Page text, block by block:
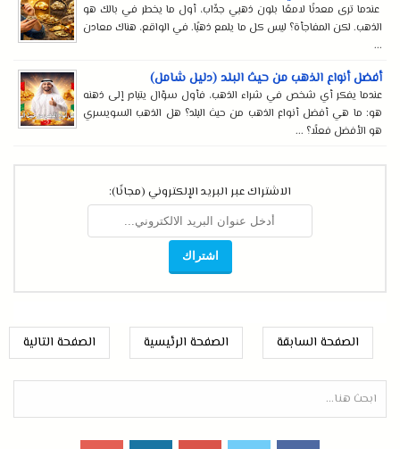
عندما ترى معدنًا لامعًا بلون ذهبي جذّاب، أول ما يخطر في بالك هو
الذهب. لكن المفاجأة؟ ليس كل ما يلمع ذهبًا. في الواقع، هناك معادن
...
أفضل أنواع الذهب من حيث البلد (دليل شامل)
عندما يفكر أي شخص في شراء الذهب، فأول سؤال يتبادر إلى ذهنه
هو: ما هي أفضل أنواع الذهب من حيث البلد؟ هل الذهب السويسري
هو الأفضل فعلًا؟ ...
الاشتراك عبر البريد الإلكتروني (مجانًا):
الصفحة السابقة الصفحة التالية الصفحة الرئيسية